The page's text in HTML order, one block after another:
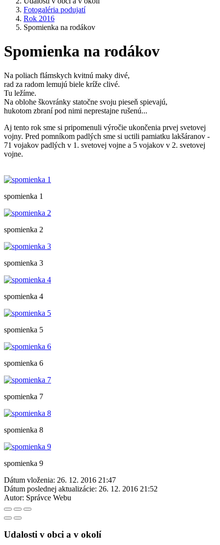
Fotogaléria podujatí
Rok 2016
Spomienka na rodákov
Spomienka na rodákov
Na poliach flámskych kvitnú maky divé,
rad za radom lemujú biele kríže clivé.
Tu ležíme.
Na oblohe škovránky statočne svoju pieseň spievajú,
hukotom zbraní pod nimi neprestajne rušenú...
Aj tento rok sme si pripomenuli výročie ukončenia prvej svetovej
vojny. Pred pomníkom padlých sme si uctili pamiatku lakšáranov -
71 vojakov padlých v 1. svetovej vojne a 5 vojakov v 2. svetovej
vojne.
spomienka 1
spomienka 2
spomienka 3
spomienka 4
spomienka 5
spomienka 6
spomienka 7
spomienka 8
spomienka 9
Dátum vloženia: 26. 12. 2016 21:47
Dátum poslednej aktualizácie: 26. 12. 2016 21:52
Autor: Správce Webu
Udalosti v obci a v okolí